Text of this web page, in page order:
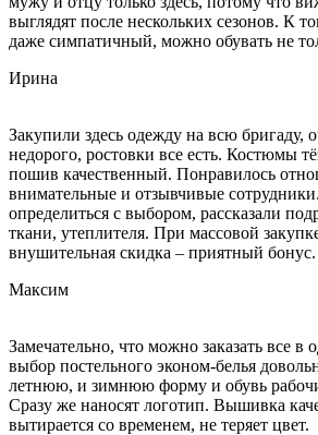
выглядят после нескольких сезонов. К
даже симпатичный, можно обувать не
Ирина
Закупили здесь одежду на всю бригаду,
недорого, ростовки все есть. Костюмы
пошив качественный. Понравилось
внимательные и отзывчивые
определиться с выбором, рассказали
ткани, утеплителя. При массовой
внушительная скидка – приятный бонус.
Максим
Замечательно, что можно заказать все в
выбор постельного эконом-белья
летнюю, и зимнюю форму и обувь
Сразу же наносят логотип. Вышивка
вытирается со временем, не теряет цвет.